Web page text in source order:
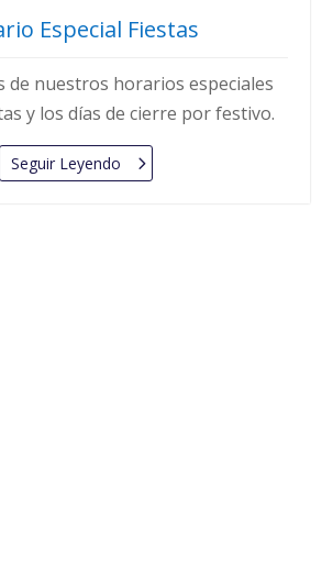
Especial Fiestas
de nuestros horarios especiales
y los días de cierre por festivo.
Seguir Leyendo